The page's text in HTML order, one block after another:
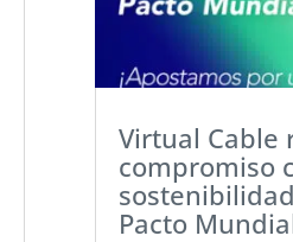
Virtual Cable
compromiso
Pacto